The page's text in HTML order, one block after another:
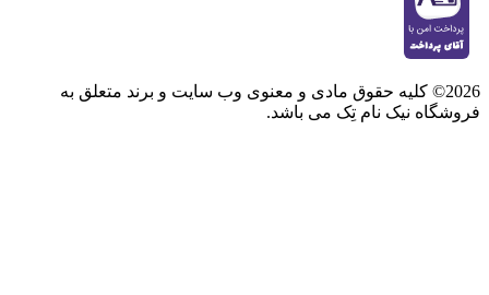
2026© کلیه حقوق مادی و معنوی وب سایت و برند متعلق به
فروشگاه نیک نام تِک می باشد.